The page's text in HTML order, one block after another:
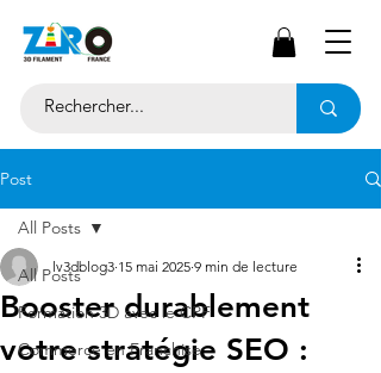
Post
All Posts
Formation 3D avec le CPF
Commerce en Franchise
All Posts
Booster durablement
votre stratégie SEO :
lv3dblog3 15 mai 2025 9 min de lecture